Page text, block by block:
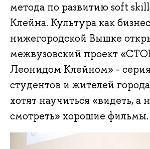
метода по развитию soft
Клейна. Культура как
нижегородской Вышке
межвузовский проект
Леонидом Клейном» -
студентов и жителей
хотят научиться «видеть, а
смотреть» хорошие фильмы.